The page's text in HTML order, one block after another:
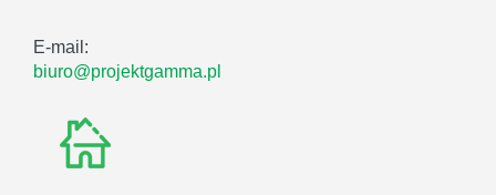
E-mail:
biuro@projektgamma.pl